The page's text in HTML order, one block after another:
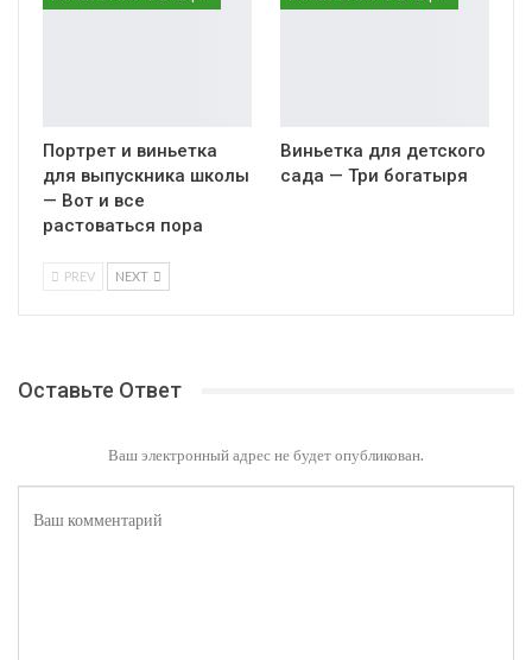
Портрет и виньетка
для выпускника школы
— Вот и все
растоваться пора
Виньетка для детского
сада — Три богатыря
PREV NEXT
Оставьте Ответ
Ваш электронный адрес не будет опубликован.